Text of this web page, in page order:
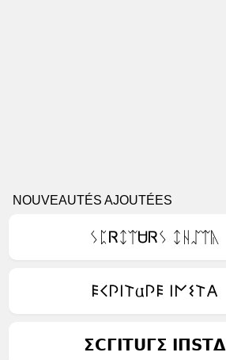
NOUVEAUTÉS AJOUTÉES
ᛊᛈᏒᛨᛠᏌᏒᛊ ᛨᚺᛢᛠᚣ
𐌄𐌂𐌐𐌉𐌕𐌵𐌐𐌄 𐌉𐌍𐌔𐌕𐌀
𝝨𝗖𝝘𝝞𝝩𝗨𝝘𝝨 𝝞𝝥𝗦𝝩𝝙